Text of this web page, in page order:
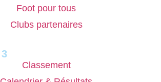
Foot pour tous
Clubs partenaires
Classement